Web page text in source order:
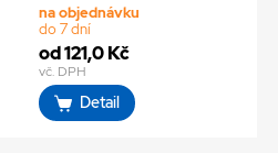
na objednávku
do 7 dní
od 121,0 Kč
vč. DPH
Detail